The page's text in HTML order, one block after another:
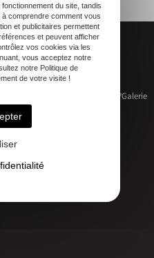
Qui sommes-nous ?Galerie
du site, tandis
comprendre comment vous
et publicitaires permettent
et peuvent afficher
vos cookies via les
vous acceptez notre
notre Politique de
de votre visite !